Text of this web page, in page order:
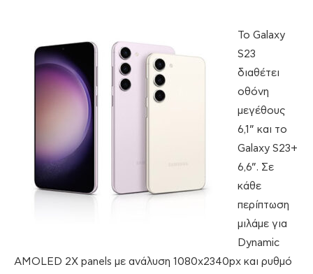
Το Galaxy
S23
διαθέτει
οθόνη
μεγέθους
6,1” και το
Galaxy S23+
6,6”. Σε
κάθε
περίπτωση
μιλάμε για
Dynamic
AMOLED 2X panels με ανάλυση 1080x2340px και ρυθμό